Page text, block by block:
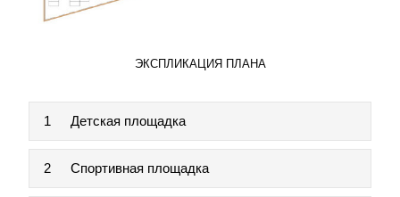
ЭКСПЛИКАЦИЯ ПЛАНА
1 Детская площадка
2 Спортивная площадка